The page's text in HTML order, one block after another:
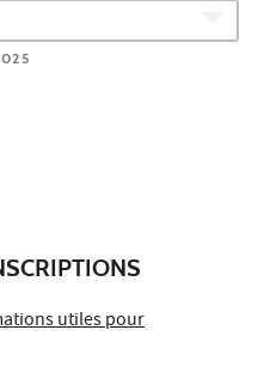
utiles pour